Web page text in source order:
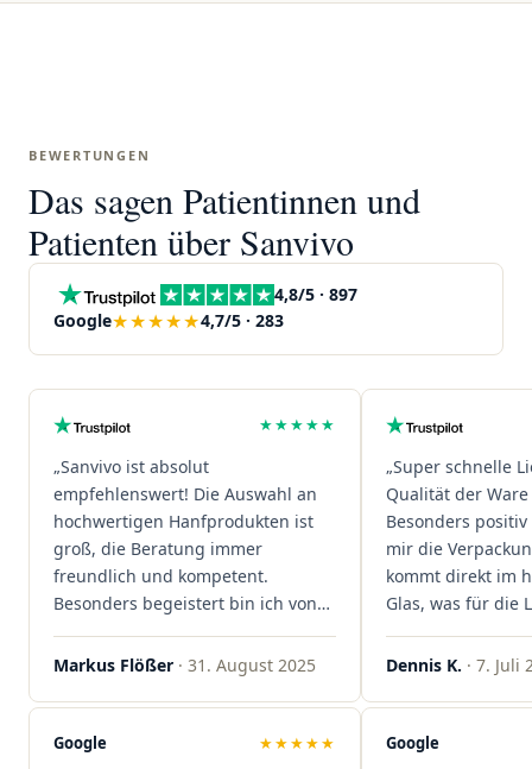
BEWERTUNGEN
Das sagen Patientinnen und
Patienten über Sanvivo
4,8/5 · 897
Google★★★★★4,7/5 · 283
★★★★★
„Sanvivo ist absolut
empfehlenswert! Die Auswahl an
hochwertigen Hanfprodukten ist
groß, die Beratung immer
freundlich und kompetent.
Besonders begeistert bin ich von
der schnellen Rezeptannahme –
alles läuft unkompliziert und
sind extrem zügig, was mir jedes
Mal viel Zeit spart. Man merkt,
Markus Flößer · 31. August 2025
„Super schnelle
Qualität der
Besonders
mir die
kommt direkt im
Glas, was für die
ist. Ich bestelle
wieder!"
Dennis K. · 7. Juli
Google ★★★★★ Google